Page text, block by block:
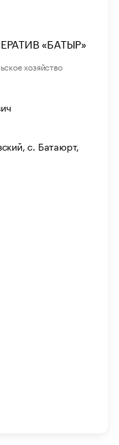
«БАТЫР»
хозяйство
с. Батаюрт,